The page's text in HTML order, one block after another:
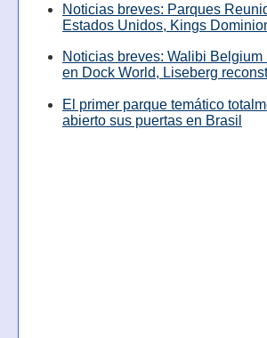
Noticias breves: Parques
Estados Unidos, Kings
Noticias breves: Walibi
en Dock World, Liseberg
El primer parque temático
abierto sus puertas en Brasil